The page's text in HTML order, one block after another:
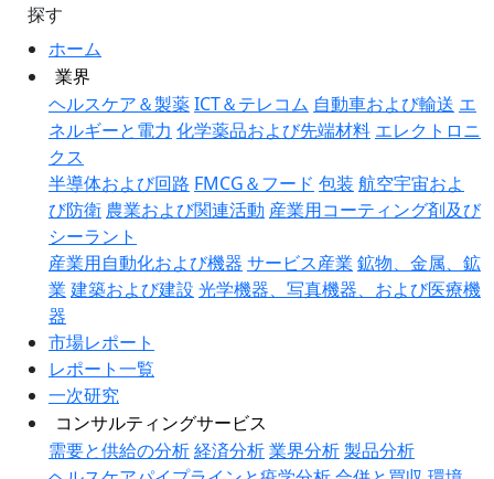
ホーム
業界
ヘルスケア＆製薬ICT＆テレコム 自動車および輸送 エ
ネルギーと電力 化学薬品および先端材料 エレクトロニ
クス
半導体および回路 FMCG＆フード 包装 航空宇宙およ
び防衛 農業および関連活動 産業用コーティング剤及び
シーラント
産業用自動化および機器 サービス産業 鉱物、金属、鉱
業 建築および建設 光学機器、写真機器、および医療機
器
市場レポート
レポート一覧
一次研究
コンサルティングサービス
需要と供給の分析経済分析業界分析製品分析
探す